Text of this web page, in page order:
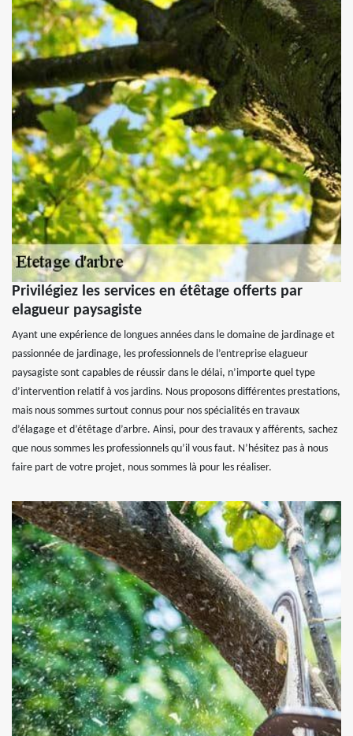
Privilégiez les services en étêtage offerts par
elagueur paysagiste
Ayant une expérience de longues années dans le domaine de jardinage et
passionnée de jardinage, les professionnels de l’entreprise elagueur
paysagiste sont capables de réussir dans le délai, n’importe quel type
d’intervention relatif à vos jardins. Nous proposons différentes prestations,
mais nous sommes surtout connus pour nos spécialités en travaux
d’élagage et d’étêtage d’arbre. Ainsi, pour des travaux y afférents, sachez
que nous sommes les professionnels qu’il vous faut. N’hésitez pas à nous
faire part de votre projet, nous sommes là pour les réaliser.